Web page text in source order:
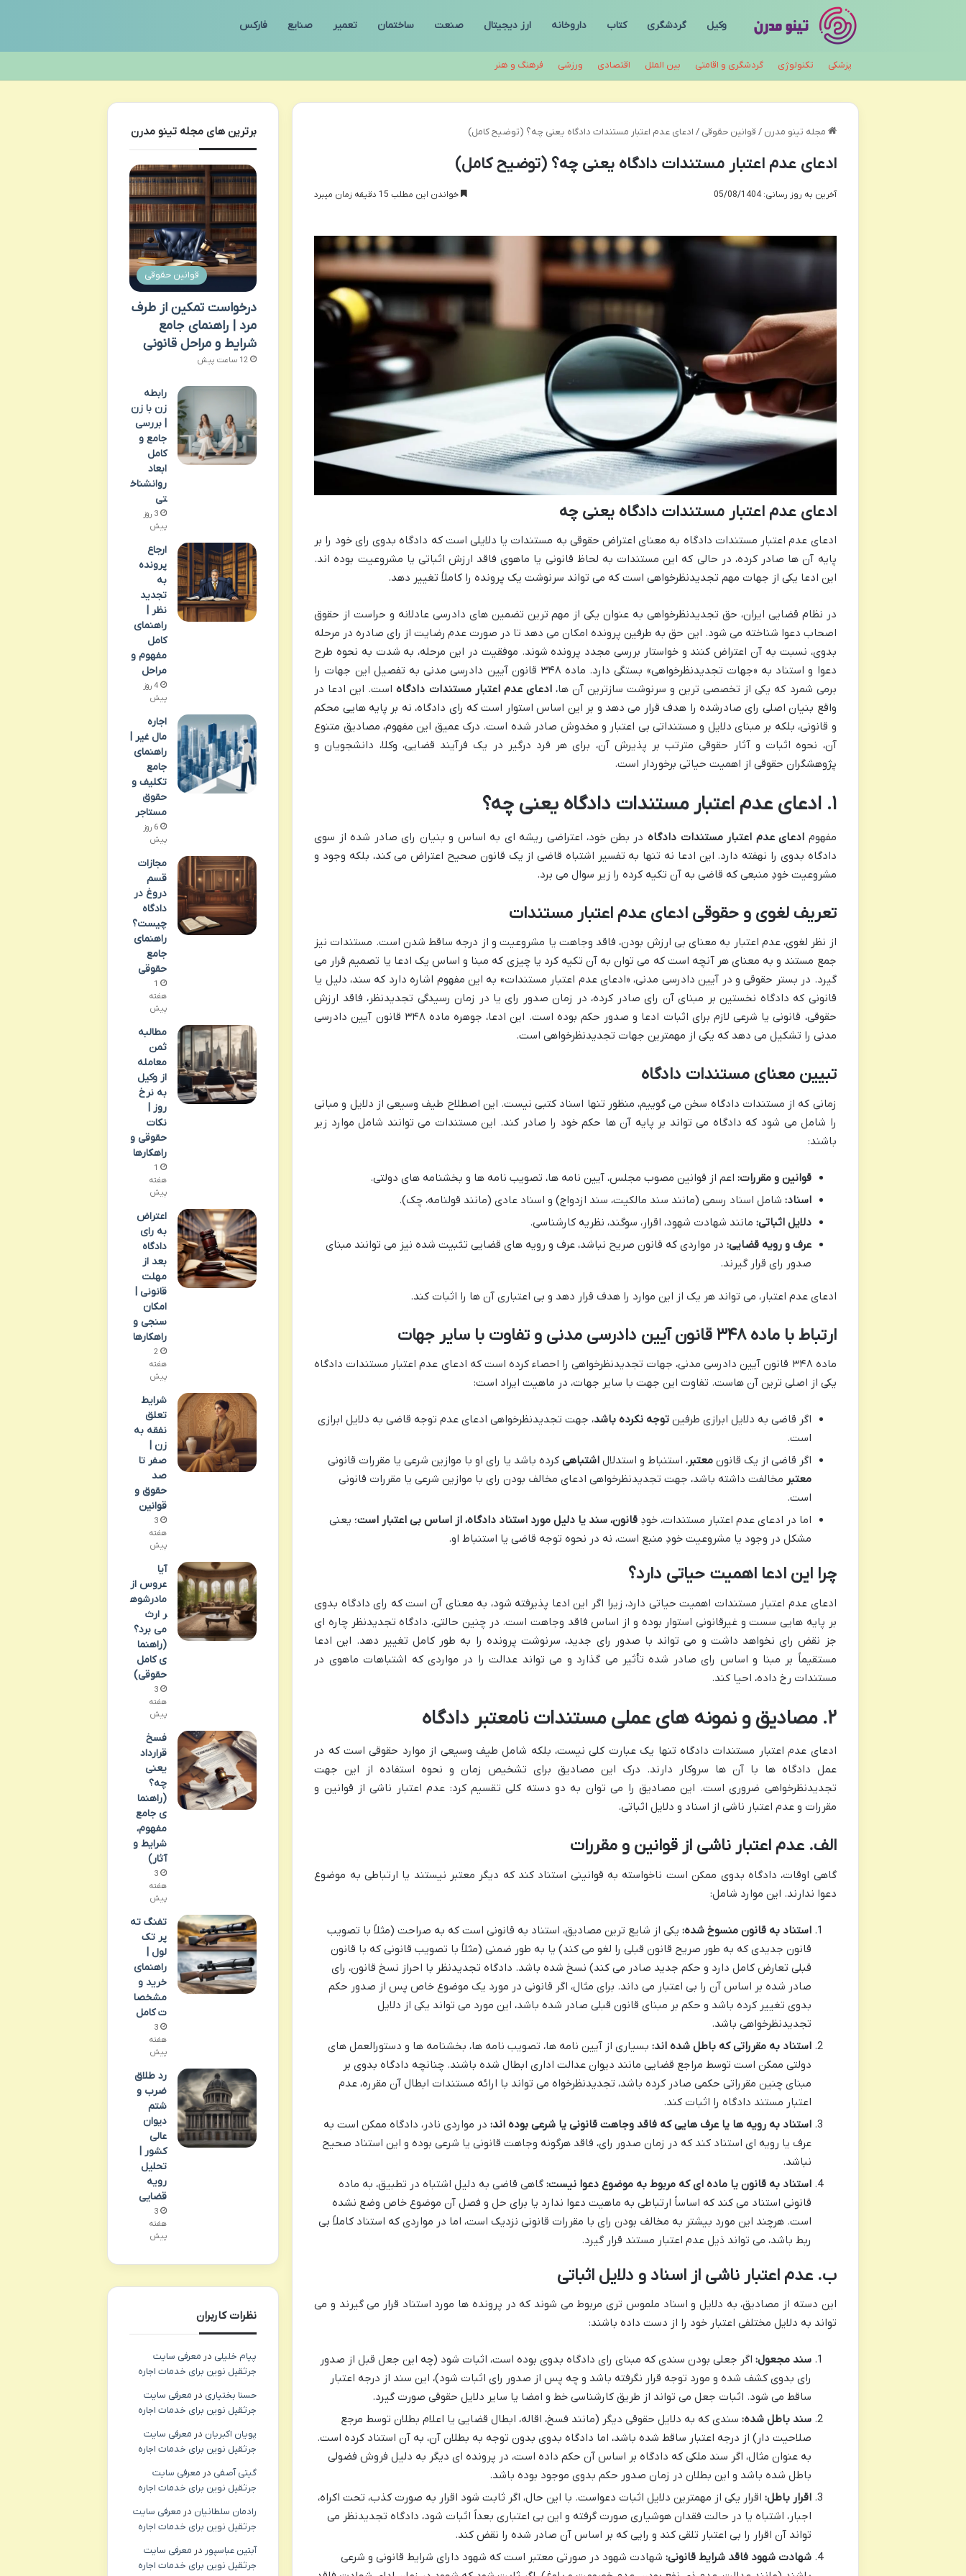
وکیل گردشگری کتاب داروخانه ارز دیجیتال صنعت ساختمان تعمیر صنایع فارکس
پزشکی تکنولوژی گردشگری و اقامتی بین الملل اقتصادی ورزشی فرهنگ و هنر
مجله تینو مدرن / قوانین حقوقی / ادعای عدم اعتبار مستندات دادگاه یعنی چه؟ (توضیح کامل)
ادعای عدم اعتبار مستندات دادگاه یعنی چه؟ (توضیح کامل)
آخرین به روز رسانی: 05/08/1404 خواندن این مطلب 15 دقیقه زمان میبرد
ادعای عدم اعتبار مستندات دادگاه یعنی چه
ادعای عدم اعتبار مستندات دادگاه به معنای اعتراض حقوقی به مستندات یا دلایلی است که دادگاه بدوی رای خود را بر
پایه آن ها صادر کرده، در حالی که این مستندات به لحاظ قانونی یا ماهوی فاقد ارزش اثباتی یا مشروعیت بوده اند.
این ادعا یکی از جهات مهم تجدیدنظرخواهی است که می تواند سرنوشت یک پرونده را کاملاً تغییر دهد.
در نظام قضایی ایران، حق تجدیدنظرخواهی به عنوان یکی از مهم ترین تضمین های دادرسی عادلانه و حراست از حقوق
اصحاب دعوا شناخته می شود. این حق به طرفین پرونده امکان می دهد تا در صورت عدم رضایت از رای صادره در مرحله
بدوی، نسبت به آن اعتراض کنند و خواستار بررسی مجدد پرونده شوند. موفقیت در این مرحله، به شدت به نحوه طرح
دعوا و استناد به «جهات تجدیدنظرخواهی» بستگی دارد. ماده ۳۴۸ قانون آیین دادرسی مدنی به تفصیل این جهات را
برمی شمرد که یکی از تخصصی ترین و سرنوشت سازترین آن ها،ادعای عدم اعتبار مستندات دادگاهاست. این ادعا در
واقع بنیان اصلی رای صادرشده را هدف قرار می دهد و بر این اساس استوار است که رای دادگاه، نه بر پایه هایی محکم
و قانونی، بلکه بر مبنای دلایل و مستنداتی بی اعتبار و مخدوش صادر شده است. درک عمیق این مفهوم، مصادیق متنوع
آن، نحوه اثبات و آثار حقوقی مترتب بر پذیرش آن، برای هر فرد درگیر در یک فرآیند قضایی، وکلا، دانشجویان و
پژوهشگران حقوقی از اهمیت حیاتی برخوردار است.
۱. ادعای عدم اعتبار مستندات دادگاه یعنی چه؟
مفهوم ادعای عدم اعتبار مستندات دادگاه در بطن خود، اعتراضی ریشه ای به اساس و بنیان رای صادر شده از سوی
دادگاه بدوی را نهفته دارد. این ادعا نه تنها به تفسیر اشتباه قاضی از یک قانون صحیح اعتراض می کند، بلکه وجود و
مشروعیت خودِ منبعی که قاضی به آن تکیه کرده را زیر سوال می برد.
تعریف لغوی و حقوقی ادعای عدم اعتبار مستندات
از نظر لغوی، عدم اعتبار به معنای بی ارزش بودن، فاقد وجاهت یا مشروعیت و از درجه ساقط شدن است. مستندات نیز
جمع مستند و به معنای هر آنچه است که می توان به آن تکیه کرد یا چیزی که مبنا و اساس یک ادعا یا تصمیم قرار می
گیرد. در بستر حقوقی و در آیین دادرسی مدنی، «ادعای عدم اعتبار مستندات» به این مفهوم اشاره دارد که سند، دلیل یا
قانونی که دادگاه نخستین بر مبنای آن رای صادر کرده، در زمان صدور رای یا در زمان رسیدگی تجدیدنظر، فاقد ارزش
حقوقی، قانونی یا شرعی لازم برای اثبات ادعا و صدور حکم بوده است. این ادعا، جوهره ماده ۳۴۸ قانون آیین دادرسی
مدنی را تشکیل می دهد که یکی از مهمترین جهات تجدیدنظرخواهی است.
تبیین معنای مستندات دادگاه
زمانی که از مستندات دادگاه سخن می گوییم، منظور تنها اسناد کتبی نیست. این اصطلاح طیف وسیعی از دلایل و مبانی
را شامل می شود که دادگاه می تواند بر پایه آن ها حکم خود را صادر کند. این مستندات می توانند شامل موارد زیر
باشند:
قوانین و مقررات: اعم از قوانین مصوب مجلس، آیین نامه ها، تصویب نامه ها و بخشنامه های دولتی.
اسناد: شامل اسناد رسمی (مانند سند مالکیت، سند ازدواج) و اسناد عادی (مانند قولنامه، چک).
دلایل اثباتی: مانند شهادت شهود، اقرار، سوگند، نظریه کارشناسی.
عرف و رویه قضایی: در مواردی که قانون صریح نباشد، عرف و رویه های قضایی تثبیت شده نیز می توانند مبنای
صدور رای قرار گیرند.
ادعای عدم اعتبار، می تواند هر یک از این موارد را هدف قرار دهد و بی اعتباری آن ها را اثبات کند.
ارتباط با ماده ۳۴۸ قانون آیین دادرسی مدنی و تفاوت با سایر جهات
ماده ۳۴۸ قانون آیین دادرسی مدنی، جهات تجدیدنظرخواهی را احصاء کرده است که ادعای عدم اعتبار مستندات دادگاه
یکی از اصلی ترین آن هاست. تفاوت این جهت با سایر جهات، در ماهیت ایراد است:
اگر قاضی به دلایل ابرازی طرفینتوجه نکرده باشد، جهت تجدیدنظرخواهی ادعای عدم توجه قاضی به دلایل ابرازی
است.
اگر قاضی از یک قانونمعتبر، استنباط و استدلالاشتباهی کرده باشد یا رای او با موازین شرعی یا مقررات قانونی
معتبر مخالفت داشته باشد، جهت تجدیدنظرخواهی ادعای مخالف بودن رای با موازین شرعی یا مقررات قانونی
است.
اما در ادعای عدم اعتبار مستندات، خودِقانون، سند یا دلیل مورد استناد دادگاه، از اساس بی اعتبار است؛ یعنی
مشکل در وجود یا مشروعیت خودِ منبع است، نه در نحوه توجه قاضی یا استنباط او.
چرا این ادعا اهمیت حیاتی دارد؟
ادعای عدم اعتبار مستندات اهمیت حیاتی دارد، زیرا اگر این ادعا پذیرفته شود، به معنای آن است که رای دادگاه بدوی
بر پایه هایی سست و غیرقانونی استوار بوده و از اساس فاقد وجاهت است. در چنین حالتی، دادگاه تجدیدنظر چاره ای
جز نقض رای نخواهد داشت و می تواند با صدور رای جدید، سرنوشت پرونده را به طور کامل تغییر دهد. این ادعا
مستقیماً بر مبنا و اساس رای صادر شده تأثیر می گذارد و می تواند عدالت را در مواردی که اشتباهات ماهوی در
مستندات رخ داده، احیا کند.
۲. مصادیق و نمونه های عملی مستندات نامعتبر دادگاه
ادعای عدم اعتبار مستندات دادگاه تنها یک عبارت کلی نیست، بلکه شامل طیف وسیعی از موارد حقوقی است که در
عمل دادگاه ها با آن ها سروکار دارند. درک این مصادیق برای تشخیص زمان و نحوه استفاده از این جهت
تجدیدنظرخواهی ضروری است. این مصادیق را می توان به دو دسته کلی تقسیم کرد: عدم اعتبار ناشی از قوانین و
مقررات و عدم اعتبار ناشی از اسناد و دلایل اثباتی.
الف. عدم اعتبار ناشی از قوانین و مقررات
گاهی اوقات، دادگاه بدوی ممکن است ناخواسته به قوانینی استناد کند که دیگر معتبر نیستند یا ارتباطی به موضوع
دعوا ندارند. این موارد شامل:
استناد به قانون منسوخ شده: یکی از شایع ترین مصادیق، استناد به قانونی است که به صراحت (مثلاً با تصویب
قانون جدیدی که به طور صریح قانون قبلی را لغو می کند) یا به طور ضمنی (مثلاً با تصویب قانونی که با قانون
قبلی تعارض کامل دارد و حکم جدید صادر می کند) نسخ شده باشد. دادگاه تجدیدنظر با احراز نسخ قانون، رای
صادر شده بر اساس آن را بی اعتبار می داند. برای مثال، اگر قانونی در مورد یک موضوع خاص پس از صدور حکم
بدوی تغییر کرده باشد و حکم بر مبنای قانون قبلی صادر شده باشد، این مورد می تواند یکی از دلایل
تجدیدنظرخواهی باشد.
استناد به مقرراتی که باطل شده اند: بسیاری از آیین نامه ها، تصویب نامه ها، بخشنامه ها و دستورالعمل های
دولتی ممکن است توسط مراجع قضایی مانند دیوان عدالت اداری ابطال شده باشند. چنانچه دادگاه بدوی بر
مبنای چنین مقرراتی حکمی صادر کرده باشد، تجدیدنظرخواه می تواند با ارائه مستندات ابطال آن مقرره، عدم
اعتبار مستند دادگاه را اثبات کند.
استناد به رویه ها یا عرف هایی که فاقد وجاهت قانونی یا شرعی بوده اند: در مواردی نادر، دادگاه ممکن است به
عرف یا رویه ای استناد کند که در زمان صدور رای، فاقد هرگونه وجاهت قانونی یا شرعی بوده و این استناد صحیح
نباشد.
استناد به قانون یا ماده ای که مربوط به موضوع دعوا نیست: گاهی قاضی به دلیل اشتباه در تطبیق، به ماده
قانونی استناد می کند که اساساً ارتباطی به ماهیت دعوا ندارد یا برای حل و فصل آن موضوع خاص وضع نشده
است. هرچند این مورد بیشتر به مخالف بودن رای با مقررات قانونی نزدیک است، اما در مواردی که استناد کاملاً بی
ربط باشد، می تواند ذیل عدم اعتبار مستند قرار گیرد.
ب. عدم اعتبار ناشی از اسناد و دلایل اثباتی
این دسته از مصادیق، به دلایل و اسناد ملموس تری مربوط می شوند که در پرونده ها مورد استناد قرار می گیرند و می
تواند به دلایل مختلفی اعتبار خود را از دست داده باشند:
سند مجعول: اگر جعلی بودن سندی که مبنای رای دادگاه بدوی بوده است، اثبات شود (چه این جعل قبل از صدور
رای بدوی کشف شده و مورد توجه قرار نگرفته باشد و چه پس از صدور رای اثبات شود)، این سند از درجه اعتبار
ساقط می شود. اثبات جعل می تواند از طریق کارشناسی خط و امضا یا سایر دلایل حقوقی صورت گیرد.
سند باطل شده: سندی که به دلایل حقوقی دیگر (مانند فسخ، اقاله، ابطال قضایی یا اعلام بطلان توسط مرجع
صلاحیت دار) از درجه اعتبار ساقط شده باشد، اما دادگاه بدوی بدون توجه به بطلان آن، به آن استناد کرده است.
به عنوان مثال، اگر سند ملکی که دادگاه بر اساس آن حکم داده است، در پرونده ای دیگر به دلیل فروش فضولی
باطل شده باشد و این بطلان در زمان صدور حکم بدوی موجود بوده باشد.
اقرار باطل: اقرار یکی از مهمترین دلایل اثبات دعواست. با این حال، اگر ثابت شود اقرار به صورت کذب، تحت اکراه،
اجبار، اشتباه یا در حالت فقدان هوشیاری صورت گرفته و این بی اعتباری بعداً اثبات شود، دادگاه تجدیدنظر می
تواند آن اقرار را بی اعتبار تلقی کند و رایی که بر اساس آن صادر شده را نقض کند.
شهادت شهود فاقد شرایط قانونی: شهادت شهود در صورتی معتبر است که شهود دارای شرایط قانونی و شرعی
برترین های مجله تینو مدرن
قوانین حقوقی
درخواست تمکین از طرف
مرد | راهنمای جامع
شرایط و مراحل قانونی
12 ساعت پیش
رابطه
زن با زن
| بررسی
جامع و
کامل
ابعاد
روانشناخ
تی
3 روز
پیش
ارجاع
پرونده
به
تجدید
نظر |
راهنمای
کامل
مفهوم و
مراحل
4 روز
پیش
اجاره
مال غیر |
راهنمای
جامع
تکلیف و
حقوق
مستاجر
6 روز
پیش
مجازات
قسم
دروغ در
دادگاه
چیست؟
راهنمای
جامع
حقوقی
1
هفته
پیش
مطالبه
ثمن
معامله
از وکیل
به نرخ
روز |
نکات
حقوقی و
راهکارها
1
هفته
پیش
اعتراض
به رای
دادگاه
بعد از
مهلت
قانونی |
امکان
سنجی و
راهکارها
2
هفته
پیش
شرایط
تعلق
نفقه به
زن |
صفر تا
صد
حقوق و
قوانین
3
هفته
پیش
آیا
عروس از
مادرشوه
ر ارث
می برد؟
(راهنما
ی کامل
حقوقی)
3
هفته
پیش
فسخ
قرارداد
یعنی
چه؟
(راهنما
ی جامع
مفهوم،
شرایط و
آثار)
3
هفته
پیش
تفنگ ته
پر تک
لول |
راهنمای
خرید و
مشخصا
ت کامل
3
هفته
پیش
رد طلاق
ضرب و
شتم
دیوان
عالی
کشور |
تحلیل
رویه
قضایی
3
هفته
پیش
نظرات کاربران
پیام خلیلی در معرفی سایت
جرثقیل نوین برای خدمات اجاره
حسنا بختیاری در معرفی سایت
جرثقیل نوین برای خدمات اجاره
پویان اکبریان در معرفی سایت
جرثقیل نوین برای خدمات اجاره
گیتی آصفی در معرفی سایت
جرثقیل نوین برای خدمات اجاره
رادمان سلطانیان در معرفی سایت
جرثقیل نوین برای خدمات اجاره
آبتین عباسپور در معرفی سایت
جرثقیل نوین برای خدمات اجاره